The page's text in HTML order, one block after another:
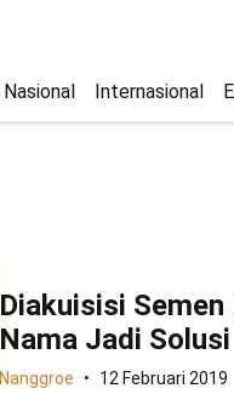
Nasional Internasional
Diakuisisi
Nama Jadi
Nanggroe
12 Februari 2019